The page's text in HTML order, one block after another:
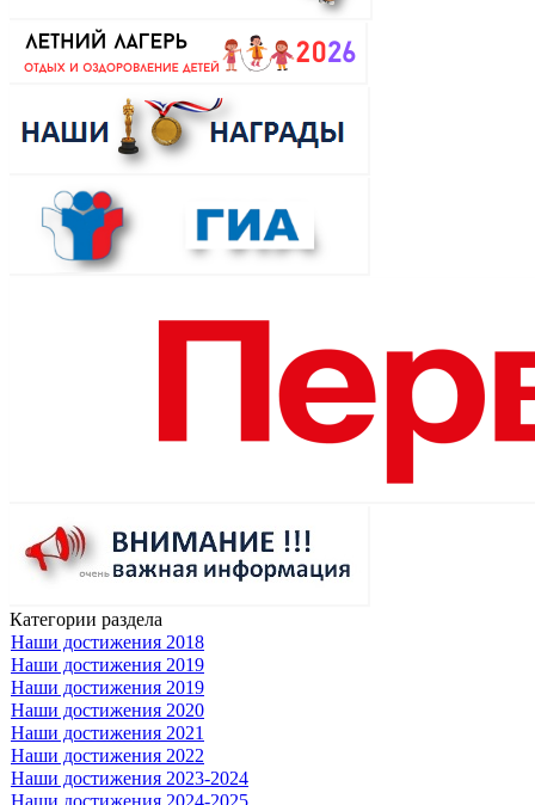
Категории раздела
Наши достижения 2018
Наши достижения 2019
Наши достижения 2019
Наши достижения 2020
Наши достижения 2021
Наши достижения 2022
Наши достижения 2023-2024
Наши достижения 2024-2025